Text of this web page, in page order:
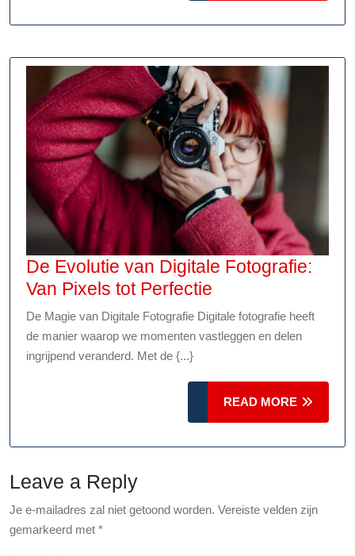
Onschuld
De Evolutie van Digitale Fotografie:
Van Pixels tot Perfectie
Evolutie
van
Fotografie:
Van
Pixels
tot
De Magie van Digitale Fotografie Digitale fotografie heeft
de manier waarop we momenten vastleggen en delen
ingrijpend veranderd. Met de {...}
READ MORE
MORE
Leave a Reply
Je e-mailadres zal niet getoond worden. Vereiste velden zijn
gemarkeerd met *